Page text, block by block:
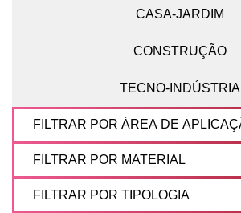
CASA-JARDIM
CONSTRUÇÃO
TECNO-INDÚSTRIA